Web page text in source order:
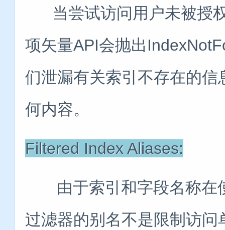
当尝试访问用户未被授
项矢量API会抛出
们泄漏有关索引不存在的
何内容。
Filtered Index Aliases:
由于索引和字段名称在
过滤器的别名不是限制访